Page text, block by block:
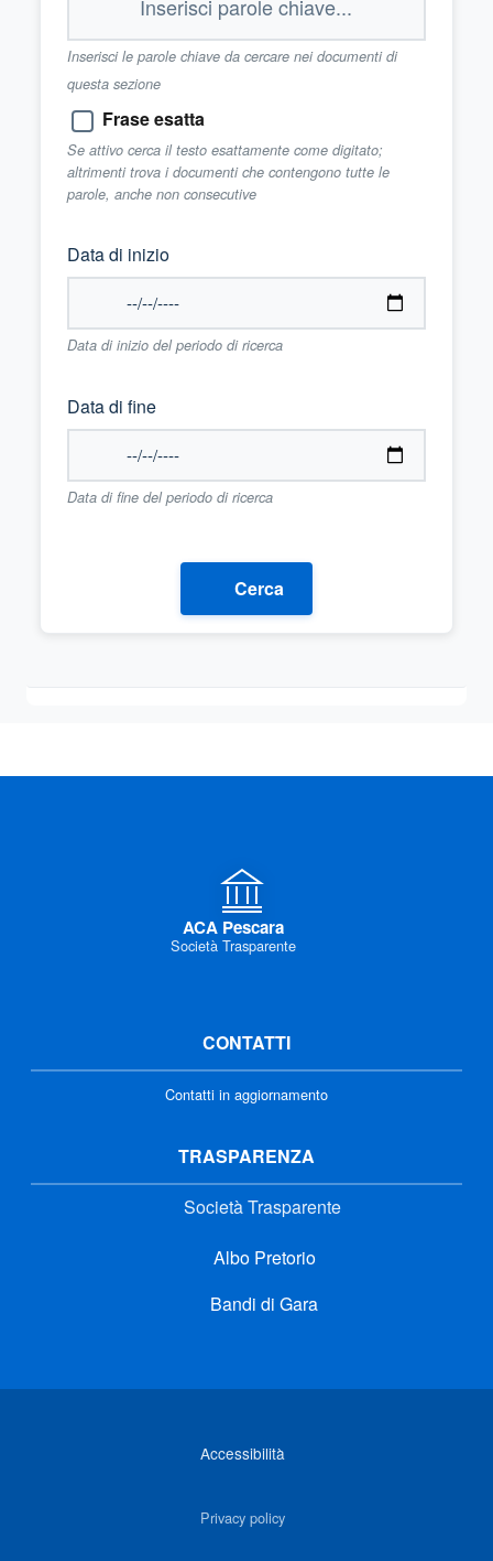
Inserisci le parole chiave da cercare nei documenti di
questa sezione
Frase esatta
Se attivo cerca il testo esattamente come digitato;
altrimenti trova i documenti che contengono tutte le
parole, anche non consecutive
Data di inizio
Data di inizio del periodo di ricerca
Data di fine
Data di fine del periodo di ricerca
Cerca
ACA Pescara
Società Trasparente
CONTATTI
Contatti in aggiornamento
TRASPARENZA
Società Trasparente
Albo Pretorio
Bandi di Gara
Accessibilità
Privacy policy